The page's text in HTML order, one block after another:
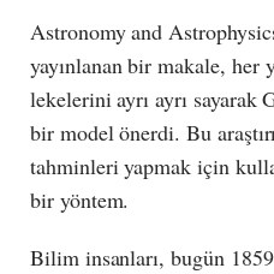
Astronomy and
yayınlanan bir makale, her
lekelerini ayrı ayrı
bir model önerdi. Bu
tahminleri yapmak için
bir yöntem.
Bilim insanları, bugün